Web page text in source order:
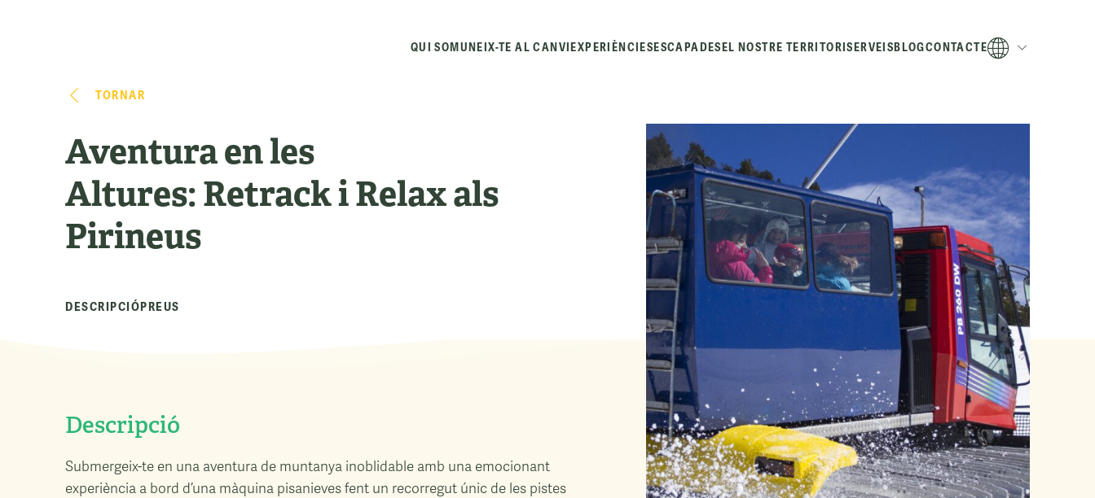
QUI SOM UNEIX-TE AL CANVI EXPERIÈNCIES ESCAPADES EL NOSTRE TERRITORISERVEIS BLOGCONTACTE
TORNAR
Aventura en les
Altures: Retrack i Relax als
Pirineus
DESCRIPCIÓPREUS
Descripció
Submergeix-te en una aventura de muntanya inoblidable amb una emocionant
experiència a bord d’una màquina pisanieves fent un recorregut únic de les pistes